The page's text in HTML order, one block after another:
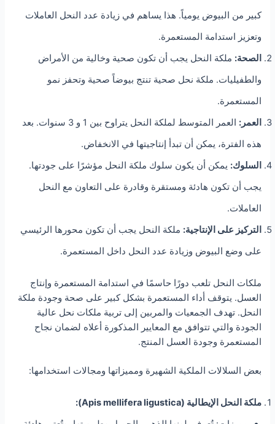
كبير من البيوض يومياً. هذا يساهم في زيادة عدد النحل العاملات
وتعزيز استدامة المستعمرة.
الصحة: ملكة النحل يجب أن تكون صحية وخالية من الأمراض
والطفيليات. ملكة نحل صحية تنتج بيوضاً صحية وتحفز نمو
المستعمرة.
العمر:
العمر المتوسط لملكة النحل يتراوح بين 1 و 3 سنوات. بعد
هذه الفترة، يمكن أن تبدأ إنتاجيتها في الانخفاض.
السلوك: يمكن أن يكون سلوك ملكة النحل مؤشرًا على جودتها.
يجب أن تكون هادئة ومستقرة وقادرة على التعاون مع النحل
العاملات.
التركيز على الإنتاجية: ملكة النحل يجب أن تكون محورها الرئيسي
على وضع البيوض وزيادة عدد النحل داخل المستعمرة.
ملكات النحل تلعب دورًا حاسمًا في استدامة المستعمرة وإنتاج
العسل. يتوقف أداء المستعمرة بشكل كبير على صحة وجودة ملكة
النحل. تهدف الجمعيات والمربين إلى تربية ملكات نحل عالية
الجودة والتي تتوافق مع المعايير المذكورة أعلاه لضمان نجاح
المستعمرة وجودة العسل المنتج.
بعض السلالات الملكية الشهيرة ومميزاتها ومجالات استخدامها:
ملكة النحل الإيطالية (Apis mellifera ligustica):